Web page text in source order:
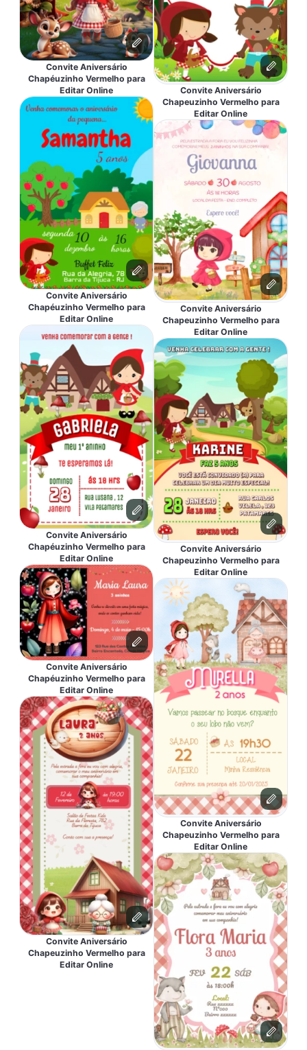
Convite Aniversário
Chapéuzinho Vermelho para
Editar Online
Convite Aniversário
Chapéuzinho Vermelho para
Editar Online
Convite Aniversário
Chapéuzinho Vermelho para
Editar Online
Convite Aniversário
Chapéuzinho Vermelho para
Editar Online
Convite Aniversário
Chapeuzinho Vermelho para
Editar Online
Convite Aniversário
Chapeuzinho Vermelho para
Editar Online
Convite Aniversário
Chapeuzinho Vermelho para
Editar Online
Convite Aniversário
Chapeuzinho Vermelho para
Editar Online
Convite Aniversário
Chapeuzinho Vermelho para
Editar Online